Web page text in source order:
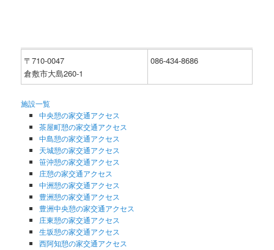
〒710-0047
倉敷市大島260‐1
086-434-8686
施設一覧
中央憩の家交通アクセス
茶屋町憩の家交通アクセス
中島憩の家交通アクセス
天城憩の家交通アクセス
笹沖憩の家交通アクセス
庄憩の家交通アクセス
中洲憩の家交通アクセス
豊洲憩の家交通アクセス
豊洲中央憩の家交通アクセス
庄東憩の家交通アクセス
生坂憩の家交通アクセス
西阿知憩の家交通アクセス